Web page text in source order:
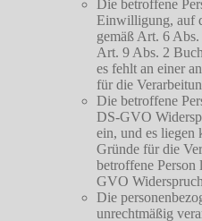
Die betroffene
Einwilligung, auf
gemäß Art. 6
Art. 9 Abs. 2
es fehlt an einer
für die
Die betroffene
DS-GVO
ein, und es liegen
Gründe für die
betroffene
GVO
Die
unrechtmäßig